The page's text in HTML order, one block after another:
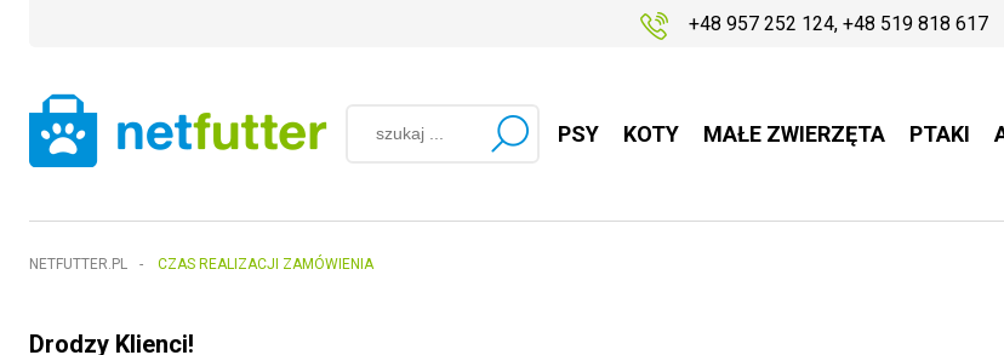
+48 957 252 124, +48 519 818 617
PSY KOTY MAŁE ZWIERZĘTA PTAKI
NETFUTTER.PL - CZAS REALIZACJI ZAMÓWIENIA
Drodzy Klienci!